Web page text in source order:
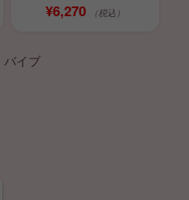
¥6,270 （税込）
バイブ